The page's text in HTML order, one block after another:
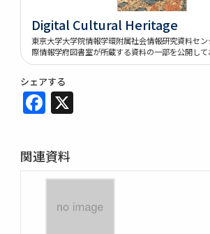
Digital Cultural Heritage
東京大学大学院情報学環附属社会情報研究資料セ
際情報学府図書室が所蔵する資料の一部を公開して
シェアする
Facebook
関連資料